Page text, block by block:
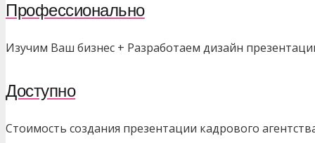
Профессионально
Изучим Ваш бизнес + Разработаем дизайн
Доступно
Стоимость создания презентации кадрового